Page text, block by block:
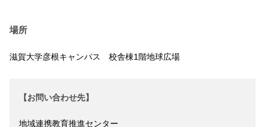
場所
滋賀大学彦根キャンパス 校舎棟1階地球広場
【お問い合わせ先】
地域連携教育推進センター